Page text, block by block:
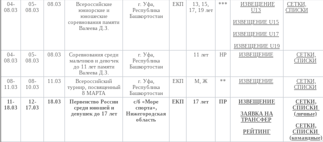
04-
08.03
05-
08.03
08.03
Всероссийские
юниорские и
юношеские
соревнования памяти
Валеева Д.З.
г. Уфа,
Республика
Башкортостан
ЕКП
13, 15,
17, 19 лет
***
ИЗВЕЩЕНИЕ
U13
ИЗВЕЩЕНИЕ U15
ИЗВЕЩЕНИЕ U17
ИЗВЕЩЕНИЕ U19
СЕТКИ,
СПИСКИ
04-
08.03
05-
08.03
08.03
Соревнования среди
мальчиков и девочек
до 11 лет памяти
Валеева Д.З.
г. Уфа,
Республика
Башкортостан
11 лет НР ИЗВЕЩЕНИЕ
СЕТКИ,
СПИСКИ
08-
11.03
08-
10.03
11.03
Всероссийский
турнир, посвященный
8 МАРТА
г. Уфа,
Республика
Башкортостан
ЕКП М, Ж ** ИЗВЕЩЕНИЕ
СЕТКИ,
СПИСКИ
11-
18.03
12-
17.03
18.03
Первенство России
среди юношей и
девушек до 17 лет
с/б «Море
спорта»,
Нижегородская
область
ЕКП 17 лет ПР
ИЗВЕЩЕНИЕ
ЗАЯВКА НА
ТРАНСФЕР
РЕЙТИНГ
СЕТКИ,
СПИСКИ
(личные)
СЕТКИ,
СПИСКИ
(командные)